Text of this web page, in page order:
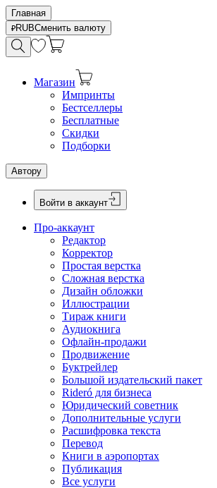
Главная
RUBСменить валюту
Магазин
Импринты
Бестселлеры
Бесплатные
Скидки
Подборки
Автору
Войти в аккаунт
Про-аккаунт
Редактор
Корректор
Простая верстка
Сложная верстка
Дизайн обложки
Иллюстрации
Тираж книги
Аудиокнига
Офлайн-продажи
Продвижение
Буктрейлер
Большой издательский пакет
Rideró для бизнеса
Юридический советник
Дополнительные услуги
Расшифровка текста
Перевод
Книги в аэропортах
Публикация
Все услуги